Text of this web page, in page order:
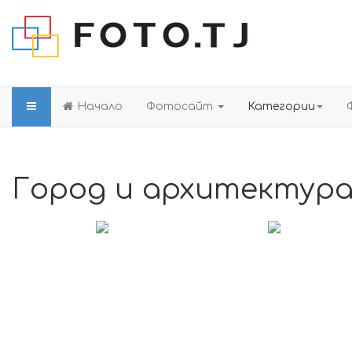
Начало Фотосайт Категории
Город и архитектура